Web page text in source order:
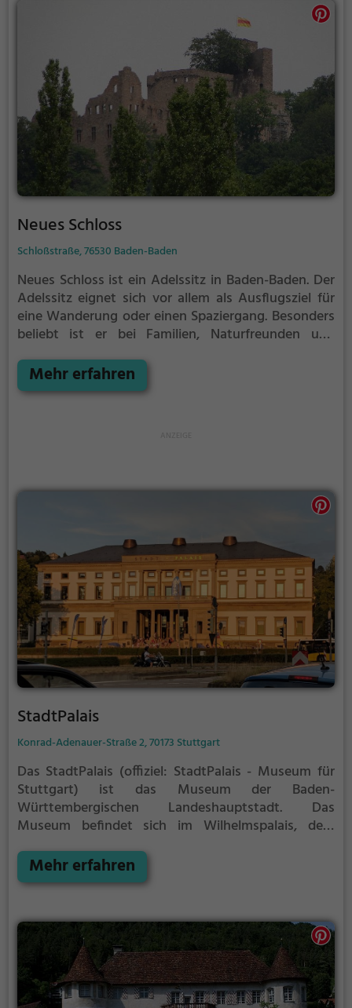
Neues Schloss
Schloßstraße, 76530 Baden-Baden
Neues Schloss ist ein Adelssitz in Baden-Baden. Der
Adelssitz eignet sich vor allem als Ausflugsziel für
eine Wanderung oder einen Spaziergang. Besonders
beliebt ist er bei Familien, Naturfreunden und
Aspekte aus längst vergangenen Zeiten und bietet
einen kleinen Einblick in die Geschichte.
Mehr erfahren
StadtPalais
Konrad-Adenauer-Straße 2, 70173 Stuttgart
Das StadtPalais (offiziel: StadtPalais - Museum für
Stuttgart) ist das Museum der Baden-
Württembergischen Landeshauptstadt. Das
Museum befindet sich im Wilhelmspalais, dem
Württemberg.Im Foyer des Gebäudes befindet sich
ein Café, sowie ein Veranstaltungsraum und Platz
Mehr erfahren